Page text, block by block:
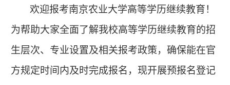
欢迎报考南京农业大学高等学历继续教育！
为帮助大家全面了解我校高等学历继续教育的招
生层次、专业设置及相关报考政策，确保能在官
方规定时间内及时完成报名，现开展预报名登记